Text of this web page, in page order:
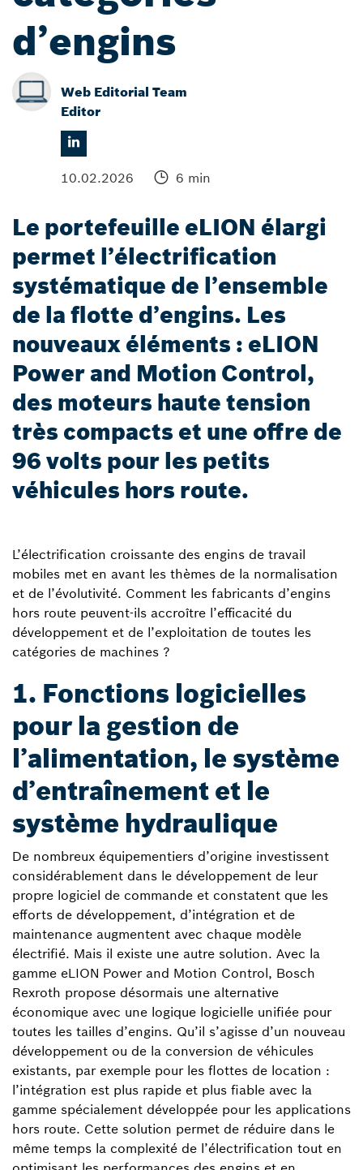
d’engins
Web Editorial Team
Editor
10.02.2026 6 min
Le portefeuille eLION élargi
permet l’électrification
systématique de l’ensemble
de la flotte d’engins. Les
nouveaux éléments : eLION
Power and Motion Control,
des moteurs haute tension
très compacts et une offre de
96 volts pour les petits
véhicules hors route.
L’électrification croissante des engins de travail
mobiles met en avant les thèmes de la normalisation
et de l’évolutivité. Comment les fabricants d’engins
hors route peuvent-ils accroître l’efficacité du
développement et de l’exploitation de toutes les
catégories de machines ?
1. Fonctions logicielles
pour la gestion de
l’alimentation, le système
d’entraînement et le
système hydraulique
De nombreux équipementiers d’origine investissent
considérablement dans le développement de leur
propre logiciel de commande et constatent que les
efforts de développement, d’intégration et de
maintenance augmentent avec chaque modèle
électrifié. Mais il existe une autre solution. Avec la
gamme eLION Power and Motion Control, Bosch
Rexroth propose désormais une alternative
économique avec une logique logicielle unifiée pour
toutes les tailles d’engins. Qu’il s’agisse d’un nouveau
développement ou de la conversion de véhicules
existants, par exemple pour les flottes de location :
l’intégration est plus rapide et plus fiable avec la
gamme spécialement développée pour les applications
hors route. Cette solution permet de réduire dans le
même temps la complexité de l’électrification tout en